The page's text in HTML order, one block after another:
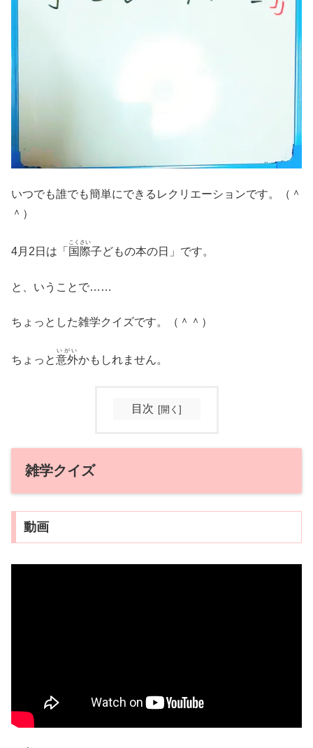
いつでも誰でも簡単にできるレクリエーションです。（＾
＾）
4月2日は「 国際
こくさい
子どもの本の日」です。
と、いうことで……
ちょっとした雑学クイズです。（＾＾）
ちょっと意外
いがい
かもしれません。
目次
雑学クイズ
動画